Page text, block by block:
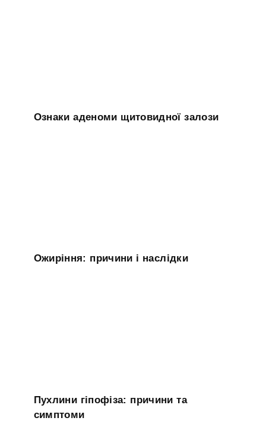
Ознаки аденоми щитовидної залози
Ожиріння: причини і наслідки
Пухлини гіпофіза: причини та
симптоми